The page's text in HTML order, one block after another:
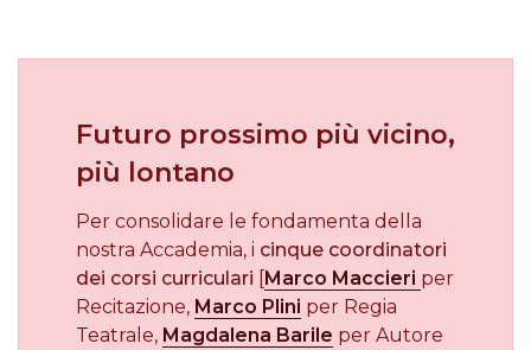
Futuro prossimo più vicino,
più lontano
Per consolidare le fondamenta della
nostra Accademia, i cinque coordinatori
dei corsi curriculari [Marco Maccieri per
Recitazione, Marco Plini per Regia
Teatrale, Magdalena Barile per Autore